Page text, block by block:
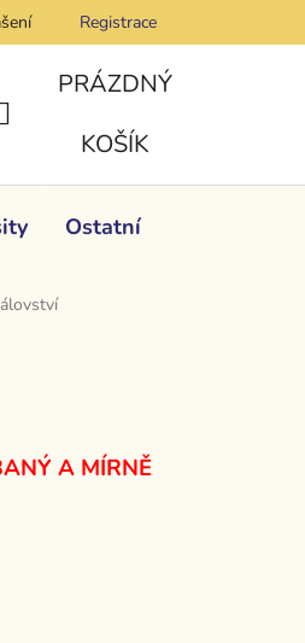
Registrace
NÁKUPNÍ
PRÁZDNÝ
KOŠÍK
Ostatní
A MÍRNĚ